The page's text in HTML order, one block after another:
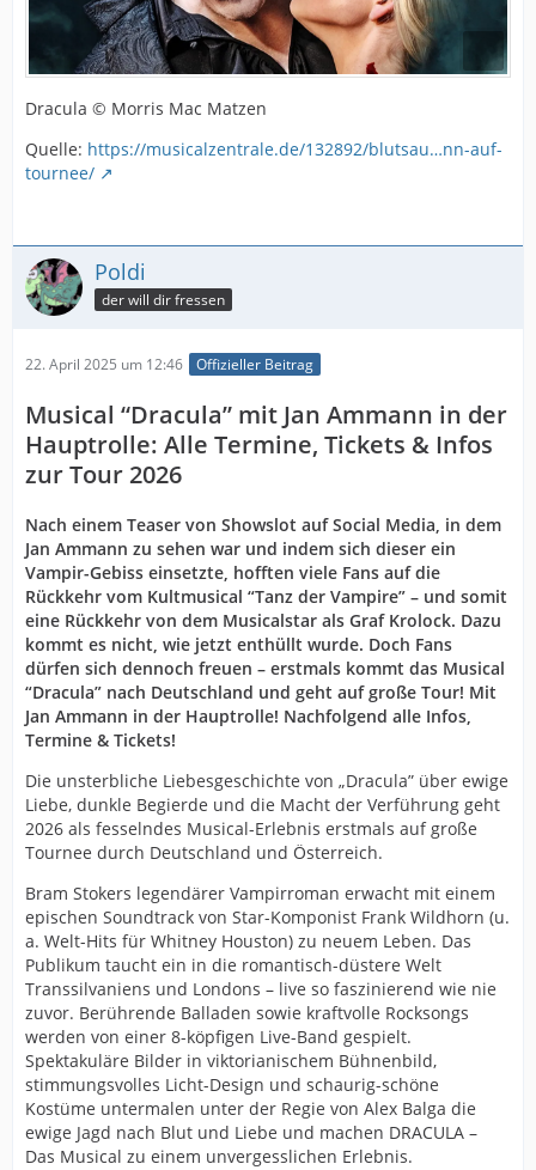
Dracula © Morris Mac Matzen
Quelle: https://musicalzentrale.de/132892/blutsau…nn-auf-
tournee/
Poldi
der will dir fressen
22. April 2025 um 12:46 Offizieller Beitrag
Musical “Dracula” mit Jan Ammann in der
Hauptrolle: Alle Termine, Tickets & Infos
zur Tour 2026
Nach einem Teaser von Showslot auf Social Media, in dem
Jan Ammann zu sehen war und indem sich dieser ein
Vampir-Gebiss einsetzte, hofften viele Fans auf die
Rückkehr vom Kultmusical “Tanz der Vampire” – und somit
eine Rückkehr von dem Musicalstar als Graf Krolock. Dazu
kommt es nicht, wie jetzt enthüllt wurde. Doch Fans
dürfen sich dennoch freuen – erstmals kommt das Musical
“Dracula” nach Deutschland und geht auf große Tour! Mit
Jan Ammann in der Hauptrolle! Nachfolgend alle Infos,
Termine & Tickets!
Die unsterbliche Liebesgeschichte von „Dracula” über ewige
Liebe, dunkle Begierde und die Macht der Verführung geht
2026 als fesselndes Musical-Erlebnis erstmals auf große
Tournee durch Deutschland und Österreich.
Bram Stokers legendärer Vampirroman erwacht mit einem
epischen Soundtrack von Star-Komponist Frank Wildhorn (u.
a. Welt-Hits für Whitney Houston) zu neuem Leben. Das
Publikum taucht ein in die romantisch-düstere Welt
Transsilvaniens und Londons – live so faszinierend wie nie
zuvor. Berührende Balladen sowie kraftvolle Rocksongs
werden von einer 8-köpfigen Live-Band gespielt.
Spektakuläre Bilder in viktorianischem Bühnenbild,
stimmungsvolles Licht-Design und schaurig-schöne
Kostüme untermalen unter der Regie von Alex Balga die
ewige Jagd nach Blut und Liebe und machen DRACULA –
Das Musical zu einem unvergesslichen Erlebnis.